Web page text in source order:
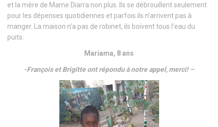
et la mère de Mame Diarra non plus. Ils se débrouillent seulement
pour les dépenses quotidiennes et parfois ils n’arrivent pas à
manger. La maison n’a pas de robinet, ils boivent tous l’eau du
puits.
Mariama, 8 ans
-François et Brigitte ont répondu à notre appel, merci! –